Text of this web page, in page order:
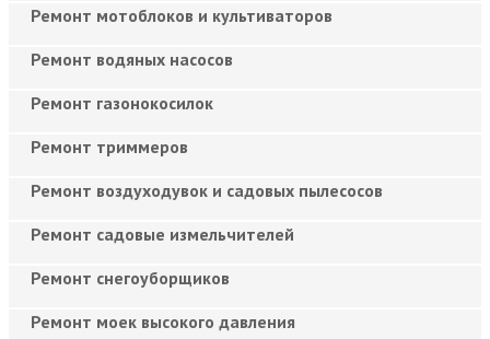
Ремонт мотоблоков и культиваторов
Ремонт водяных насосов
Ремонт газонокосилок
Ремонт триммеров
Ремонт воздуходувок и садовых пылесосов
Ремонт садовые измельчителей
Ремонт снегоуборщиков
Ремонт моек высокого давления